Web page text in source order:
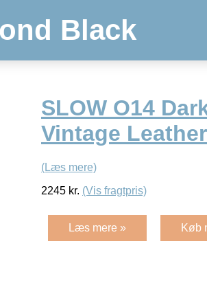
Black
SLOW O14
Vintage Leather
(Læs mere)
2245 kr. (Vis fragtpris)
Læs mere » Køb